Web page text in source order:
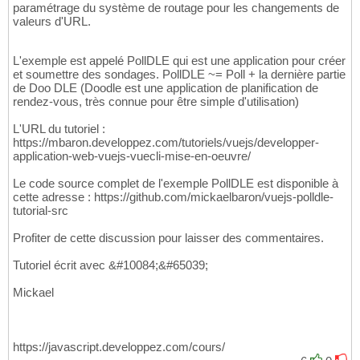
paramétrage du système de routage pour les changements de
valeurs d'URL.
L'exemple est appelé PollDLE qui est une application pour créer
et soumettre des sondages. PollDLE ~= Poll + la dernière partie
de Doo DLE (Doodle est une application de planification de
rendez-vous, très connue pour être simple d'utilisation)
L'URL du tutoriel :
https://mbaron.developpez.com/tutoriels/vuejs/developper-
application-web-vuejs-vuecli-mise-en-oeuvre/
Le code source complet de l'exemple PollDLE est disponible à
cette adresse : https://github.com/mickaelbaron/vuejs-polldle-
tutorial-src
Profiter de cette discussion pour laisser des commentaires.
Tutoriel écrit avec &#10084;&#65039;
Mickael
https://javascript.developpez.com/cours/